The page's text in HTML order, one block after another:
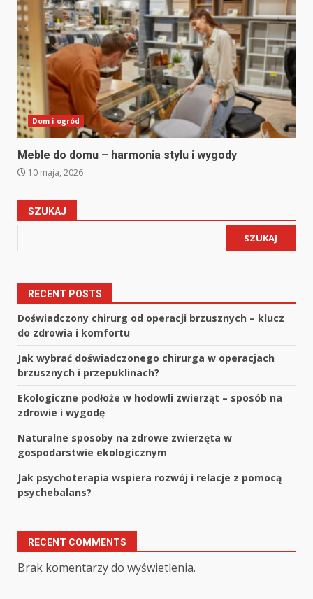
Dom i ogród
Meble do domu – harmonia stylu i wygody
10 maja, 2026
SZUKAJ
SZUKAJ
RECENT POSTS
Doświadczony chirurg od operacji brzusznych – klucz
do zdrowia i komfortu
Jak wybrać doświadczonego chirurga w operacjach
brzusznych i przepuklinach?
Ekologiczne podłoże w hodowli zwierząt – sposób na
zdrowie i wygodę
Naturalne sposoby na zdrowe zwierzęta w
gospodarstwie ekologicznym
Jak psychoterapia wspiera rozwój i relacje z pomocą
psychebalans?
RECENT COMMENTS
Brak komentarzy do wyświetlenia.